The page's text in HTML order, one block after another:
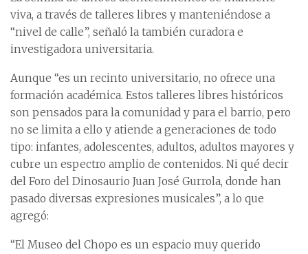
viva, a través de talleres libres y manteniéndose a
“nivel de calle”, señaló la también curadora e
investigadora universitaria.
Aunque “es un recinto universitario, no ofrece una
formación académica. Estos talleres libres históricos
son pensados para la comunidad y para el barrio, pero
no se limita a ello y atiende a generaciones de todo
tipo: infantes, adolescentes, adultos, adultos mayores y
cubre un espectro amplio de contenidos. Ni qué decir
del Foro del Dinosaurio Juan José Gurrola, donde han
pasado diversas expresiones musicales”, a lo que
agregó:
“El Museo del Chopo es un espacio muy querido